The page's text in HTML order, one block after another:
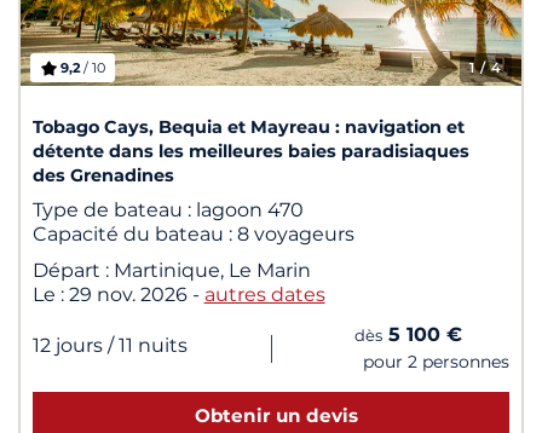
1/ 4
9,2/ 10
Tobago Cays, Bequia et Mayreau : navigation et
détente dans les meilleures baies paradisiaques
des Grenadines
Type de bateau : lagoon 470
Capacité du bateau : 8 voyageurs
Départ : Martinique, Le Marin
Le : 29 nov. 2026 - autres dates
12 jours / 11 nuits | dès 5 100 €
pour 2 personnes
Obtenir un devis